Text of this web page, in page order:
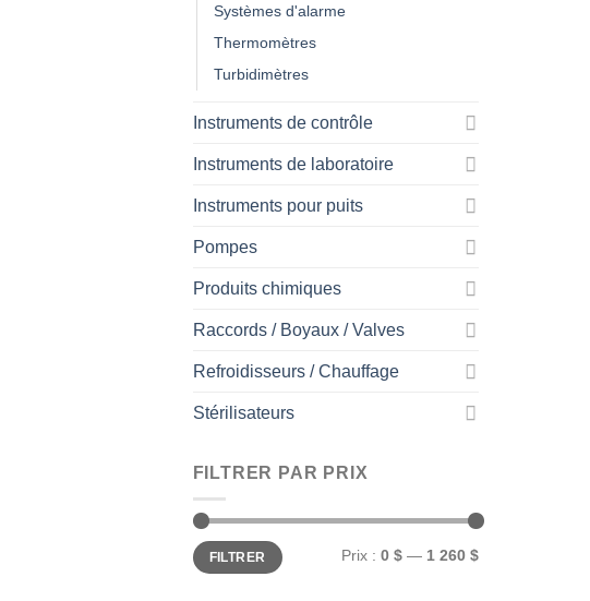
Systèmes d'alarme
Thermomètres
Turbidimètres
Instruments de contrôle
Instruments de laboratoire
Instruments pour puits
Pompes
Produits chimiques
Raccords / Boyaux / Valves
Refroidisseurs / Chauffage
Stérilisateurs
FILTRER PAR PRIX
Prix
min
Prix
maxFILTRER Prix : 0 $ — 1 260 $